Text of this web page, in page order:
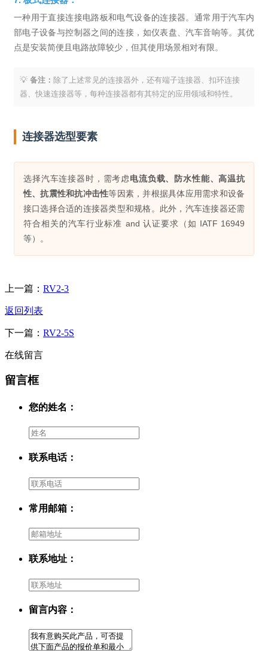
一种用于直接连接电路板和电气设备的连接器。通常用于汽车内
部电子设备与控制器之间的连接，如仪表盘、汽车音响等。其优
点是安装简便且电路故障较少，但其使用场景相对有限。
备注： 除了上述常见的连接器外，还有端子连接器、扣环连接
器、快速连接器等，每种连接器都有其特定的应用领域和特性。
连接器选型要素
选择汽车连接器时，需考虑电流负载、防水性能、高温抗
性、抗震性和抗冲击性等因素，并根据具体应用需求和设备
接口选择合适的连接器类型和规格。此外，汽车连接器还需
符合相关的汽车行业标准 and 认证要求（如 IATF 16949
等）。
上一篇： RV2-3
返回列表
下一篇： RV2-5S
在线留言
留言框
您的姓名：
联系电话：
常用邮箱：
联系地址：
留言内容：